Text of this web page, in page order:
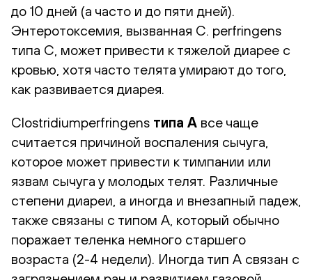
до 10 дней (а часто и до пяти дней).
Энтеротоксемия, вызванная C. perfringens
типа C, может привести к тяжелой диарее с
кровью, хотя часто телята умирают до того,
как развивается диарея.
Clostridiumperfringens типа A все чаще
считается причиной воспаления сычуга,
которое может привести к тимпании или
язвам сычуга у молодых телят. Различные
степени диареи, а иногда и внезапный падеж,
также связаны с типом А, который обычно
поражает теленка немного старшего
возраста (2-4 недели). Иногда тип А связан с